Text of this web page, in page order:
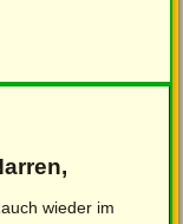
wieder im